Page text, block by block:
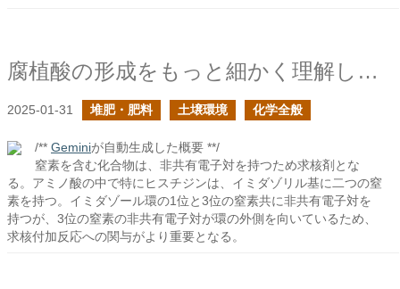
腐植酸の形成をもっと細かく理解したい３
2025-01-31 堆肥・肥料 土壌環境 化学全般
/** Geminiが自動生成した概要 **/
窒素を含む化合物は、非共有電子対を持つため求核剤とな
る。アミノ酸の中で特にヒスチジンは、イミダゾリル基に二つの窒
素を持つ。イミダゾール環の1位と3位の窒素共に非共有電子対を
持つが、3位の窒素の非共有電子対が環の外側を向いているため、
求核付加反応への関与がより重要となる。